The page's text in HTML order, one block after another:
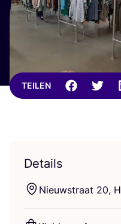
TEILEN
Details
Nieuw­stra­at 20,